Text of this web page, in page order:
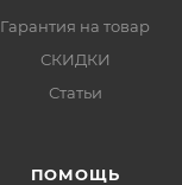
Гарантия на товар
СКИДКИ
Статьи
ПОМОЩЬ